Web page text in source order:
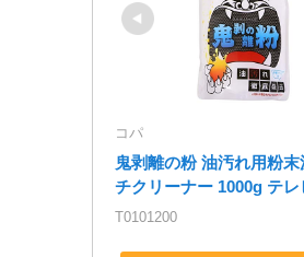
コパ
鬼剥離の粉 油汚れ用粉
チクリーナー 1000g テ
T0101200